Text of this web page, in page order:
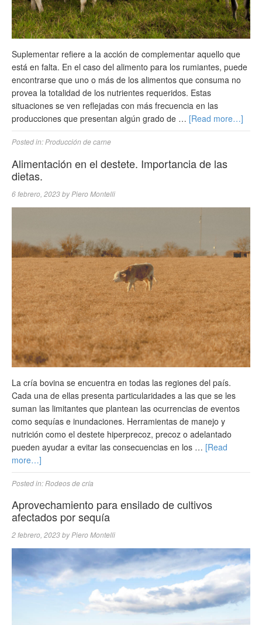
Suplementar refiere a la acción de complementar aquello que
está en falta. En el caso del alimento para los rumiantes, puede
encontrarse que uno o más de los alimentos que consuma no
provea la totalidad de los nutrientes requeridos. Estas
situaciones se ven reflejadas con más frecuencia en las
producciones que presentan algún grado de … [Read more…]
Posted in:Producción de carne
Alimentación en el destete. Importancia de las
dietas.
6 febrero, 2023byPiero Montelli
La cría bovina se encuentra en todas las regiones del país.
Cada una de ellas presenta particularidades a las que se les
suman las limitantes que plantean las ocurrencias de eventos
como sequías e inundaciones. Herramientas de manejo y
nutrición como el destete hiperprecoz, precoz o adelantado
pueden ayudar a evitar las consecuencias en los … [Read
more…]
Posted in: Rodeos de cría
Aprovechamiento para ensilado de cultivos
afectados por sequía
2 febrero, 2023byPiero Montelli